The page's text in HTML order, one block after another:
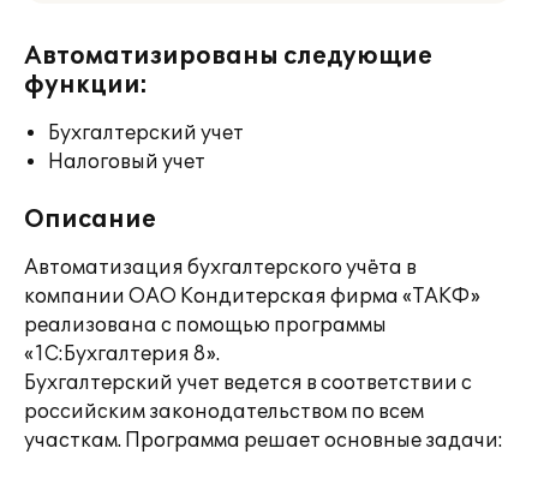
Автоматизированы следующие
функции:
Бухгалтерский учет
Налоговый учет
Описание
Автоматизация бухгалтерского учёта в
компании ОАО Кондитерская фирма «ТАКФ»
реализована с помощью программы
«1С:Бухгалтерия 8».
Бухгалтерский учет ведется в соответствии с
российским законодательством по всем
участкам. Программа решает основные задачи: